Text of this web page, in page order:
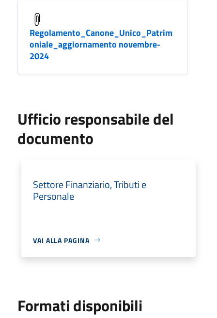
Regolamento_Canone_Unico_Patrim
oniale_aggiornamento novembre-
2024
Ufficio responsabile del
documento
Settore Finanziario, Tributi e
Personale
VAI ALLA PAGINA
Formati disponibili